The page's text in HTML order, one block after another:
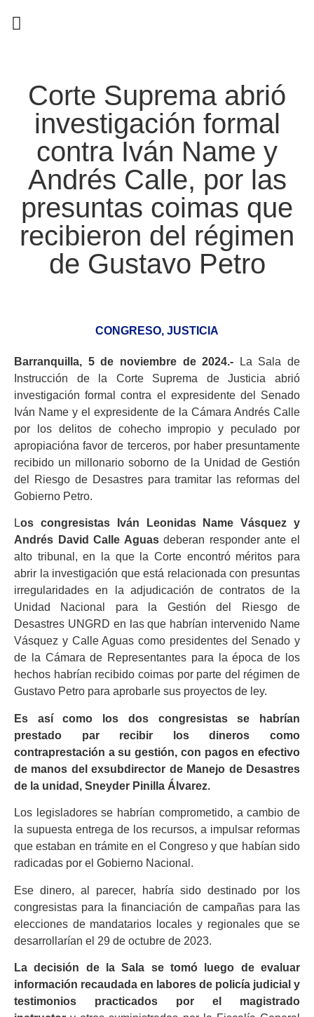
Corte Suprema abrió
investigación formal
contra Iván Name y
Andrés Calle, por las
presuntas coimas que
recibieron del régimen
de Gustavo Petro
CONGRESO, JUSTICIA
Barranquilla, 5 de noviembre de 2024.- La Sala de
Instrucción de la Corte Suprema de Justicia abrió
investigación formal contra el expresidente del Senado
Iván Name y el expresidente de la Cámara Andrés Calle
por los delitos de cohecho impropio y peculado por
apropiacióna favor de terceros, por haber presuntamente
recibido un millonario soborno de la Unidad de Gestión
del Riesgo de Desastres para tramitar las reformas del
Gobierno Petro.
Los congresistas Iván Leonidas Name Vásquez y
Andrés David Calle Aguasdeberan responder ante el
alto tribunal, en la que la Corte encontró méritos para
abrir la investigación que está relacionada con presuntas
irregularidades en la adjudicación de contratos de la
Unidad Nacional para la Gestión del Riesgo de
Desastres UNGRD en las que habrían intervenido Name
Vásquez y Calle Aguas como presidentes del Senado y
de la Cámara de Representantes para la época de los
hechos habrían recibido coimas por parte del régimen de
Gustavo Petro para aprobarle sus proyectos de ley.
Es así como los dos congresistas se habrían
prestado par recibir los dineros como
contraprestación a su gestión, con pagos en efectivo
de manos del exsubdirector de Manejo de Desastres
de la unidad, Sneyder Pinilla Álvarez.
Los legisladores se habrían comprometido, a cambio de
la supuesta entrega de los recursos, a impulsar reformas
que estaban en trámite en el Congreso y que habían sido
radicadas por el Gobierno Nacional.
Ese dinero, al parecer, habría sido destinado por los
congresistas para la financiación de campañas para las
elecciones de mandatarios locales y regionales que se
desarrollarían el 29 de octubre de 2023.
La decisión de la Sala se tomó luego de evaluar
información recaudada en labores de policía judicial y
testimonios practicados por el magistrado